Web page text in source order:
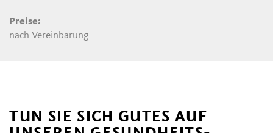
Preise:
nach Vereinbarung
TUN SIE SICH GUTES AUF